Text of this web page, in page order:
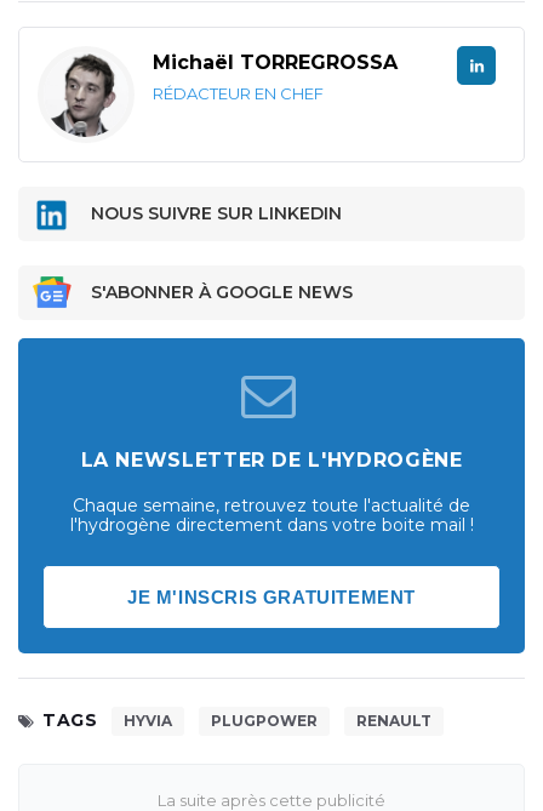
Michaël TORREGROSSA
RÉDACTEUR EN CHEF
NOUS SUIVRE SUR LINKEDIN
S'ABONNER À GOOGLE NEWS
LA NEWSLETTER DE L'HYDROGÈNE
Chaque semaine, retrouvez toute l'actualité de
l'hydrogène directement dans votre boite mail !
JE M'INSCRIS GRATUITEMENT
TAGS HYVIA PLUGPOWER RENAULT